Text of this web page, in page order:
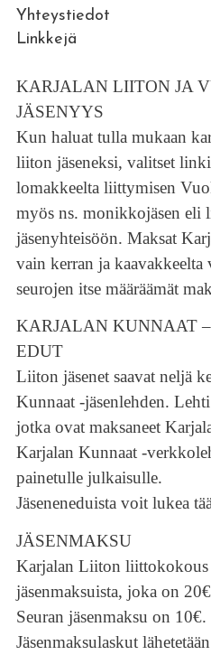
Yhteystiedot
Linkkejä
KARJALAN LIITON JA
JÄSENYYS
Kun haluat tulla mukaan
liiton jäseneksi, valitset
lomakkeelta liittymisen
myös ns. monikkojäsen eli
jäsenyhteisöön. Maksat
vain kerran ja kaavakkeelta
seurojen itse määräämät
KARJALAN KUNNAAT
EDUT
Liiton jäsenet saavat neljä
Kunnaat -jäsenlehden.
jotka ovat maksaneet
Karjalan Kunnaat -
painetulle julkaisulle.
Jäseneneduista voit lukea
JÄSENMAKSU
Karjalan Liiton liittokokous
jäsenmaksuista, joka on
Seuran jäsenmaksu on 10€.
Jäsenmaksulaskut